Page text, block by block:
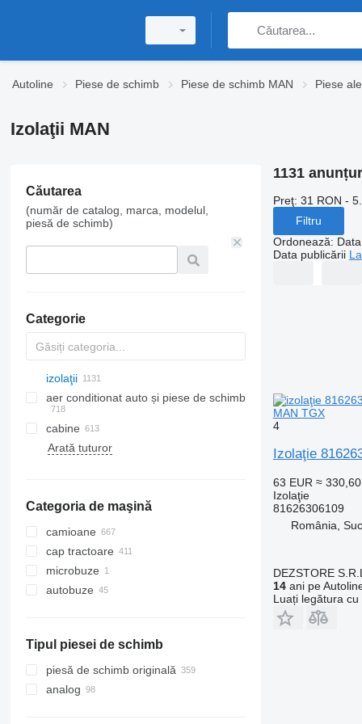
Autoline Piese de schimb Piese de schimb MAN Piese
Izolaţii MAN
Căutarea
(număr de catalog, marca, modelul,
piesă de schimb)
Categorie
izolaţii
aer conditionat auto și piese de schimb
furtunuri aer condiționat
radiatoare aer condiționat
aer conditionat auto
filtre aer cabina
cabine
geamuri laterale
lunete
Arată tuturor
Categoria de maşină
camioane
cap tractoare
microbuze
autobuze
Tipul piesei de schimb
piesă de schimb originală
analog
1131
Preţ: 31 RON -
Filtru
Ordonează:
Data publicării
MAN TGX
4
Izolaţie
63 EUR ≈
Izolaţie
81626306109
România,
DEZSTORE S.R.L.
14ani pe
Luați legătura